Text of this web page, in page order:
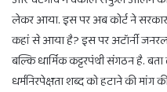
लेकर आया. इस पर अब कोर्ट ने
कहां से आया है? इस पर अटॉर्नी
बल्कि धार्मिक कट्टरपंथी संगठन है.
धर्मनिरपेक्षता शब्द को हटाने की मांग